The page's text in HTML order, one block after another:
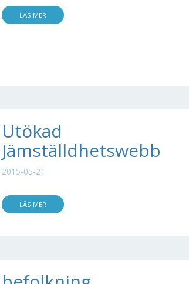
LÄS MER
Utökad
Jämställdhetswebb
2015-05-21
LÄS MER